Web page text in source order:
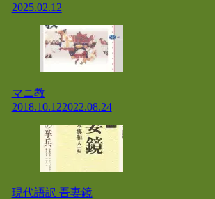
2025.02.12
マニ教
2018.10.122022.08.24
現代語訳 吾妻鏡